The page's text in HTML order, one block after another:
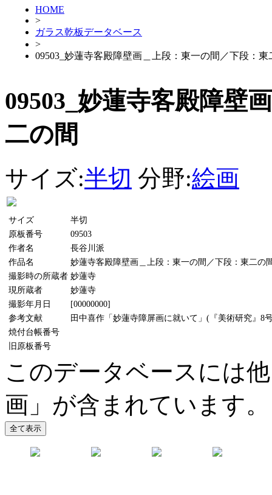
HOME
>
ガラス乾板データベース
>
09503_妙蓮寺客殿障壁画＿上段：東一の間／下段：東
09503_妙蓮寺客殿障壁
二の間
サイズ:半切 分野:絵画
サイズ
半切
原板番号
09503
作者名
長谷川派
作品名
妙蓮寺客殿障壁画＿上段：東一の間／下段：東二の
撮影時の所蔵者 妙蓮寺
現所蔵者
妙蓮寺
撮影年月日
[00000000]
参考文献
田中喜作「妙蓮寺障屏画に就いて」(『美術研究』8
焼付台帳番号
旧原板番号
このデータベースには
画」が含まれています。